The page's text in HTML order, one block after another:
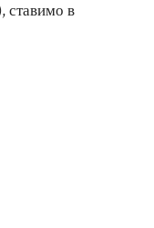
ставимо в